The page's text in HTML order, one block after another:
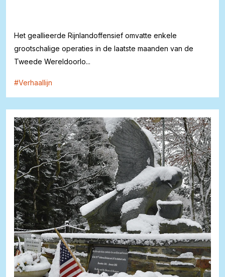
Het geallieerde Rijnlandoffensief omvatte enkele
grootschalige operaties in de laatste maanden van de
Tweede Wereldoorlo...
#Verhaallijn